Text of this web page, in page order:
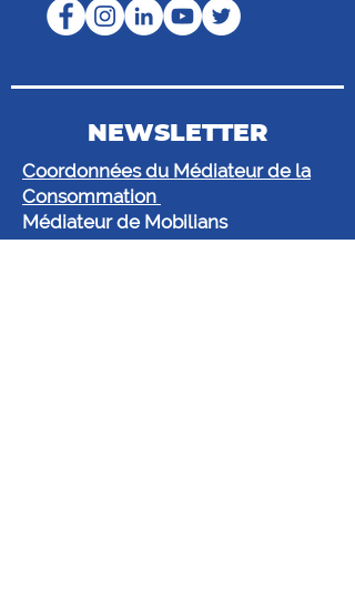
NEWSLETTER
Coordonnées du Médiateur de la
Consommation
Médiateur de Mobilians